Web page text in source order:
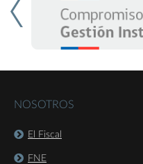
NOSOTROS
El Fiscal
FNE